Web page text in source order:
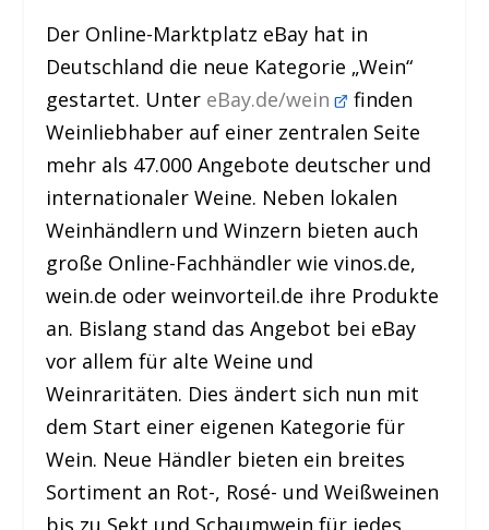
Der Online-Marktplatz eBay hat in
Deutschland die neue Kategorie „Wein“
gestartet. Unter eBay.de/wein
finden
Weinliebhaber auf einer zentralen Seite
mehr als 47.000 Angebote deutscher und
internationaler Weine. Neben lokalen
Weinhändlern und Winzern bieten auch
große Online-Fachhändler wie vinos.de,
wein.de oder weinvorteil.de ihre Produkte
an. Bislang stand das Angebot bei eBay
vor allem für alte Weine und
Weinraritäten. Dies ändert sich nun mit
dem Start einer eigenen Kategorie für
Wein. Neue Händler bieten ein breites
Sortiment an Rot-, Rosé- und Weißweinen
bis zu Sekt und Schaumwein für jedes